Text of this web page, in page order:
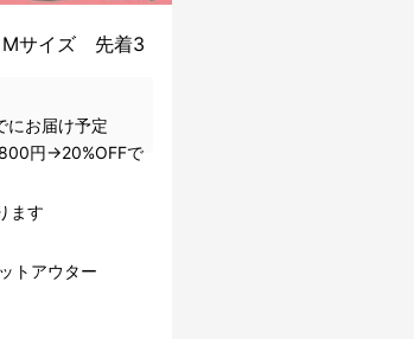
Mサイズ 先着3
にお届け予定
円→20%OFFで
ます
トアウター